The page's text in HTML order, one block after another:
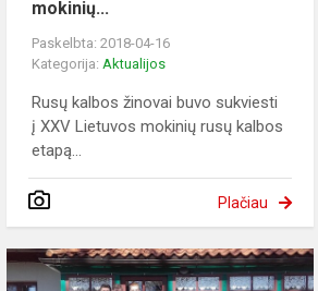
mokinių...
Paskelbta: 2018-04-16
Kategorija:Aktualijos
Rusų kalbos žinovai buvo sukviesti
į XXV Lietuvos mokinių rusų kalbos
etapą...
Plačiau